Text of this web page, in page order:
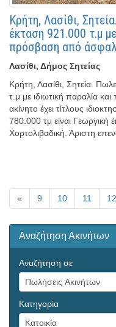
Κρήτη, Λασίθι,
έκταση 921.000 τ.μ
πρόσβαση από
Λασίθι, Δήμος Σητείας
Κρήτη, Λασίθι, Σητεία.
τ.μ με ιδιωτική παραλία
ακίνητο έχει τίτλους
780.000 τμ είναι Γεωργική
Χορτολιβαδική. Άριστη
« 9 10 11 12
Αναζήτηση Ακινήτων
Αναζήτηση σε
Κατηγορία